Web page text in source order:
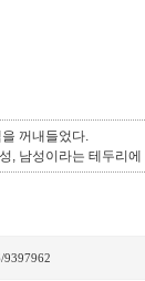
꺼내들었다.
, 남성이라는 테두리
9397962